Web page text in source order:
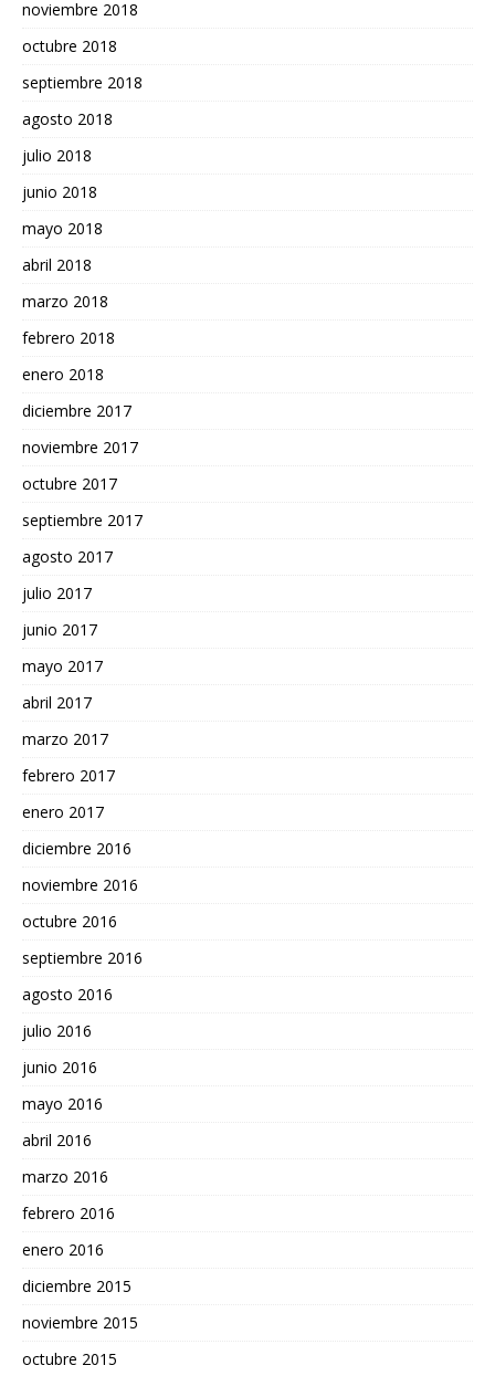
noviembre 2018
octubre 2018
septiembre 2018
agosto 2018
julio 2018
junio 2018
mayo 2018
abril 2018
marzo 2018
febrero 2018
enero 2018
diciembre 2017
noviembre 2017
octubre 2017
septiembre 2017
agosto 2017
julio 2017
junio 2017
mayo 2017
abril 2017
marzo 2017
febrero 2017
enero 2017
diciembre 2016
noviembre 2016
octubre 2016
septiembre 2016
agosto 2016
julio 2016
junio 2016
mayo 2016
abril 2016
marzo 2016
febrero 2016
enero 2016
diciembre 2015
noviembre 2015
octubre 2015